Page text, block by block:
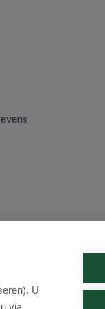
U
via